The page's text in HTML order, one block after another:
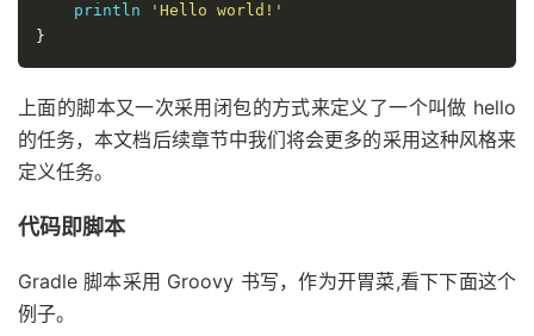
    println
'Hello world!'
}
上面的脚本又一次采用闭包的方式来定义了一个叫做 hello
的任务，本文档后续章节中我们将会更多的采用这种风格来
定义任务。
代码即脚本
Gradle 脚本采用 Groovy 书写，作为开胃菜,看下下面这个
例子。